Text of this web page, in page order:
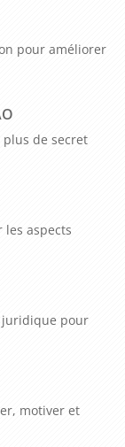
pour améliorer
de secret
les aspects
pour
motiver et